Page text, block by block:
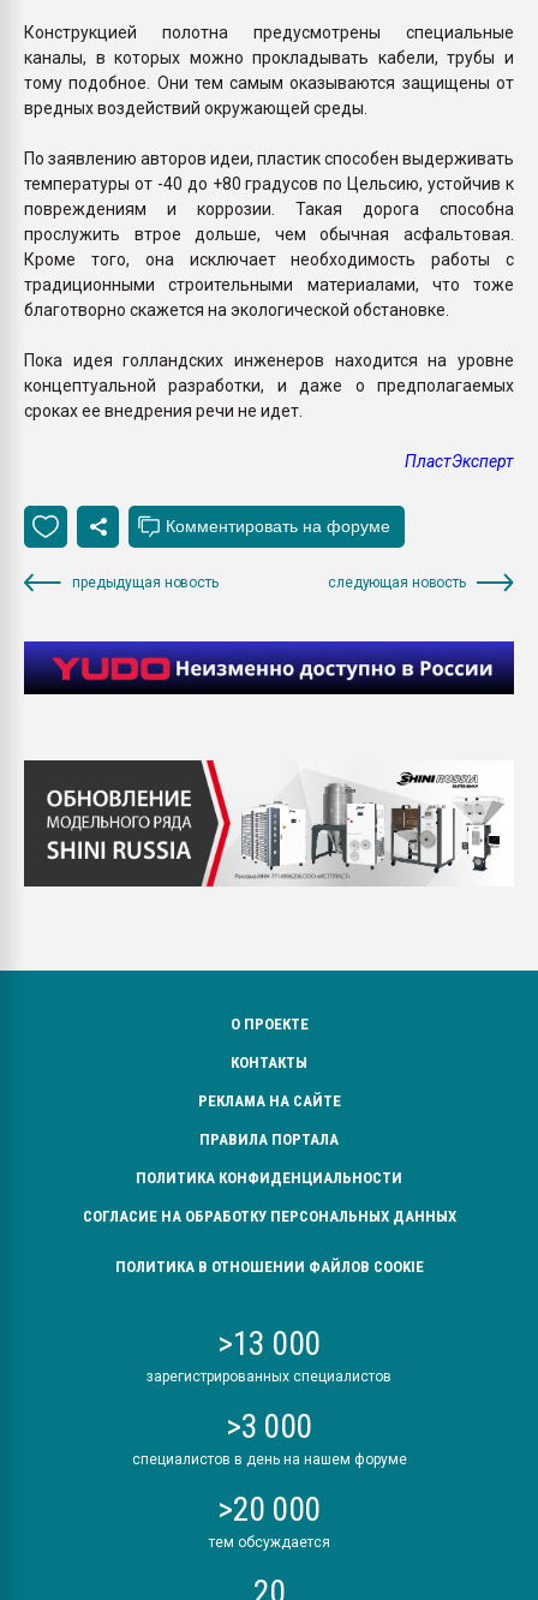
Конструкцией полотна предусмотрены специальные
каналы, в которых можно прокладывать кабели, трубы и
тому подобное. Они тем самым оказываются защищены от
вредных воздействий окружающей среды.
По заявлению авторов идеи, пластик способен выдерживать
температуры от -40 до +80 градусов по Цельсию, устойчив к
повреждениям и коррозии. Такая дорога способна
прослужить втрое дольше, чем обычная асфальтовая.
Кроме того, она исключает необходимость работы с
традиционными строительными материалами, что тоже
благотворно скажется на экологической обстановке.
Пока идея голландских инженеров находится на уровне
концептуальной разработки, и даже о предполагаемых
сроках ее внедрения речи не идет.
ПластЭксперт
предыдущая новость следующая новость
О ПРОЕКТЕ
КОНТАКТЫ
РЕКЛАМА НА САЙТЕ
ПРАВИЛА ПОРТАЛА
ПОЛИТИКА КОНФИДЕНЦИАЛЬНОСТИ
СОГЛАСИЕ НА ОБРАБОТКУ ПЕРСОНАЛЬНЫХ ДАННЫХ
ПОЛИТИКА В ОТНОШЕНИИ ФАЙЛОВ COOKIE
>13 000
зарегистрированных специалистов
>3 000
специалистов в день на нашем форуме
>20 000
тем обсуждается
20